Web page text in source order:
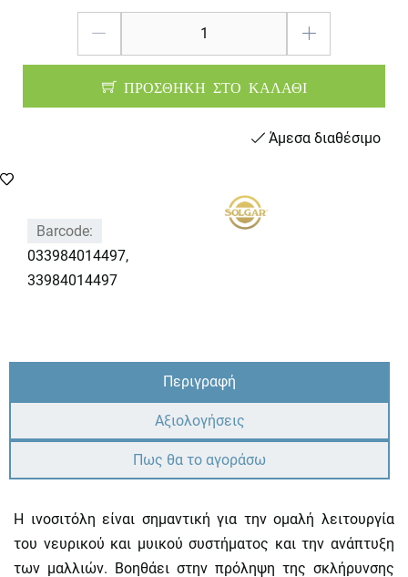
ΠΡΟΣΘΗΚΗ ΣΤΟ ΚΑΛΑΘΙ
Άμεσα διαθέσιμο
Barcode:
033984014497,
33984014497
Περιγραφή
Αξιολογήσεις
Πως θα το αγοράσω
Η ινοσιτόλη είναι σημαντική για την ομαλή λειτουργία
του νευρικού και μυικού συστήματος και την ανάπτυξη
των μαλλιών. Βοηθάει στην πρόληψη της σκλήρυνσης